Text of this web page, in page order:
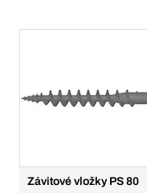
Závitové vložky PS 80